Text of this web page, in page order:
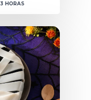
3 HORAS